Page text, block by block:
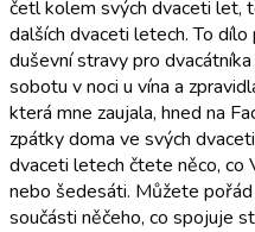
četl kolem svých dvaceti let,
dalších dvaceti letech. To
duševní stravy pro
sobotu v noci u vína a
která mne zaujala, hned na
zpátky doma ve svých
dvaceti letech čtete něco, co
nebo šedesáti. Můžete
součásti něčeho, co spojuje